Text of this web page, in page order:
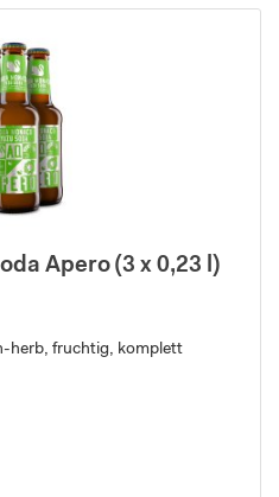
Apero (3 x 0,23 l)
herb, fruchtig, komplett